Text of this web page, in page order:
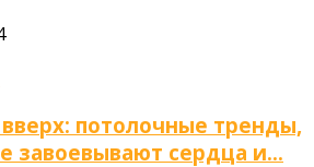
потолочные тренды,
завоевывают сердца и…